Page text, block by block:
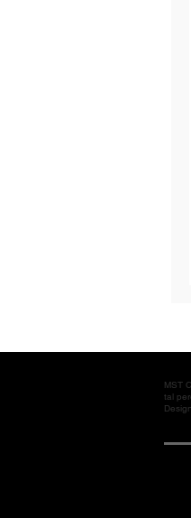
MST
tal